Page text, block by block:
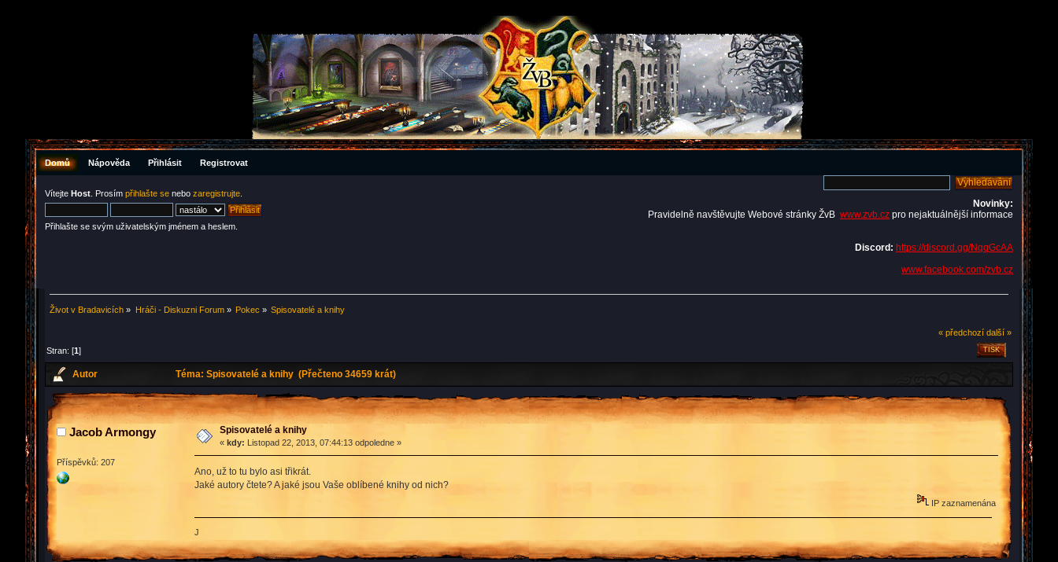
Domů Nápověda Přihlásit Registrovat
Vítejte Host . Prosím přihlašte se nebo zaregistrujte
Přihlašte se svým uživatelským jménem a heslem.
Novinky:
Pravidelně navštěvujte Webové stránky ŽvB www.zvb.cz pro nejaktuálnější informace
Discord: https://discord.gg/NqqGcAA
www.facebook.com/zvb.cz
Život v Bradavicích » Hráči - Diskuzni Forum» Pokec » Spisovatelé a knihy
« předchozí další »
TISK
Stran: [1]
Autor Téma: Spisovatelé a knihy (Přečteno 34659 krát)
Jacob Armongy
Příspěvků: 207
Spisovatelé a knihy
« kdy: Listopad 22, 2013, 07:44:13 odpoledne »
Ano, už to tu bylo asi třikrát.
Jaké autory čtete? A jaké jsou Vaše oblíbené knihy od nich?
IP zaznamenána
J